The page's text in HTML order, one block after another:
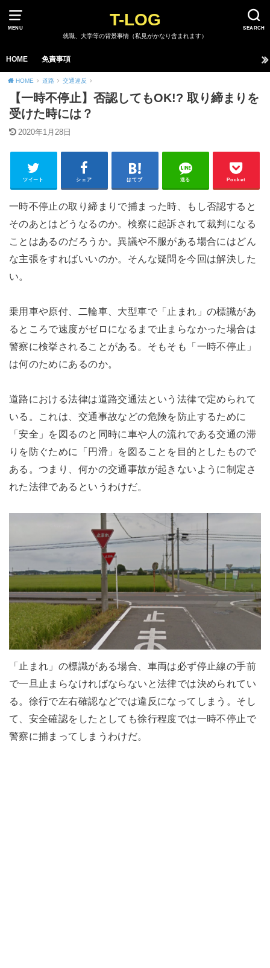
MENU SEARCH
T-LOG
就職、大学等の背景事情（私見がかなり含まれます）
HOME 免責事項
HOME 道路 交通違反
【一時不停止】否認してもOK!? 取り締まりを
受けた時には？
2020年1月28日
ツイート シェア はてブ 送る Pocket
一時不停止の取り締まりで捕まった時、もし否認すると
そのあとはどうなるのか。検察に起訴されて裁判になる
ことはあるのだろうか。異議や不服がある場合にはどん
な主張をすればいいのか。そんな疑問を今回は解決した
い。
乗用車や原付、二輪車、大型車で「止まれ」の標識があ
るところで速度がゼロになるまで止まらなかった場合は
警察に検挙されることがある。そもそも「一時不停止」
は何のためにあるのか。
道路における法律は道路交通法という法律で定められて
いる。これは、交通事故などの危険を防止するために
「安全」を図るのと同時に車や人の流れである交通の滞
りを防ぐために「円滑」を図ることを目的としたもので
ある。つまり、何かの交通事故が起きないように制定さ
れた法律であるというわけだ。
「止まれ」の標識がある場合、車両は必ず停止線の手前
で一旦止まらなければならないと法律では決められてい
る。徐行で左右確認などでは違反になってしまう。そし
て、安全確認をしたとしても徐行程度では一時不停止で
警察に捕まってしまうわけだ。